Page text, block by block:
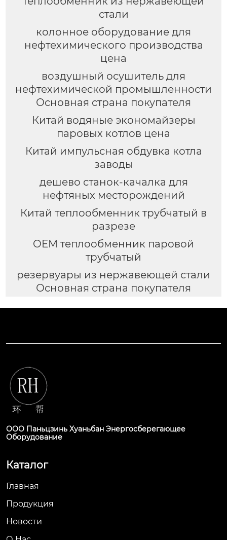
стали
колонное оборудование для
нефтехимического производства
цена
воздушный осушитель для
нефтехимической промышленности
Основная страна покупателя
Китай водяные экономайзеры
паровых котлов цена
Китай импульсная обдувка котла
заводы
дешево станок-качалка для
нефтяных месторождений
Китай теплообменник трубчатый в
разрезе
OEM теплообменник паровой
трубчатый
резервуары из нержавеющей стали
Основная страна покупателя
ООО Паньцзинь Хуаньбан Энергосберегающее
Оборудование
Каталог
Главная
Продукция
Новости